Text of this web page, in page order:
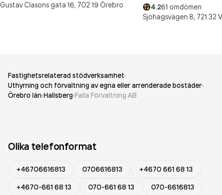
Gustav Clasons gata 16, 702 19 Örebro 4.261 omdömen
Sjöhagsvägen 8, 721 32
Fastighetsrelaterad stödverksamhet
Uthyrning och förvaltning av egna eller arrenderade bostäder
Örebro län Hallsberg Falla Förvaltning AB
Olika telefonformat
+46706616813 0706616813
+4670 661 68 13
+4670-661 68 13
070-661 68 13 070-6616813